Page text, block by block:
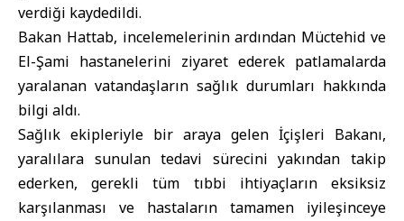
verdiği kaydedildi.
Bakan Hattab, incelemelerinin ardından Müctehid ve
El-Şami hastanelerini ziyaret ederek patlamalarda
yaralanan vatandaşların sağlık durumları hakkında
bilgi aldı.
Sağlık ekipleriyle bir araya gelen İçişleri Bakanı,
yaralılara sunulan tedavi sürecini yakından takip
ederken, gerekli tüm tıbbi ihtiyaçların eksiksiz
karşılanması ve hastaların tamamen iyileşinceye